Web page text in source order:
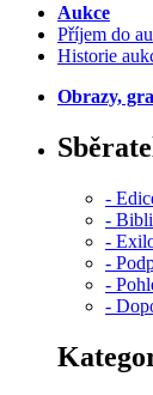
Aukce
Příjem do
Historie
Obrazy,
-
-
-
-
-
-